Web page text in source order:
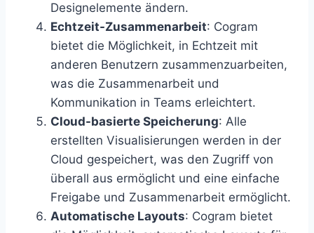
Designelemente ändern.
Echtzeit-Zusammenarbeit: Cogram
bietet die Möglichkeit, in Echtzeit mit
anderen Benutzern zusammenzuarbeiten,
was die Zusammenarbeit und
Kommunikation in Teams erleichtert.
Cloud-basierte Speicherung: Alle
erstellten Visualisierungen werden in der
Cloud gespeichert, was den Zugriff von
überall aus ermöglicht und eine einfache
Freigabe und Zusammenarbeit ermöglicht.
Automatische Layouts: Cogram bietet